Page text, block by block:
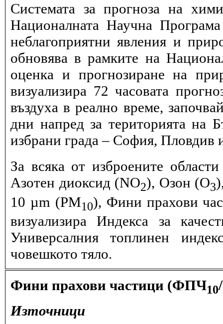
Системата за прогноза на
Националната Научна
неблагоприятни явления и
обновява в рамките на
оценка и прогнозиране на
визуализира 72 часовата
въздуха в реално време,
дни напред за територията на
избрани града – София, Пловдив
За всяка от изброените
Азотен диоксид (NO2), Озон (O3
10 µm (PM10), Фини прахови
визуализира Индекса за
Универсалния топлинен
човешкото тяло.
Фини прахови частици (ФПЧ10
Източници